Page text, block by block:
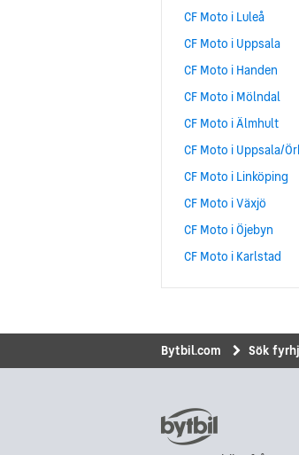
CF Moto i Luleå
CF Moto i Uppsala
CF Moto i Handen
CF Moto i Mölndal
CF Moto i Älmhult
CF Moto i Uppsala/
CF Moto i Linköping
CF Moto i Växjö
CF Moto i Öjebyn
CF Moto i Karlstad
Bytbil.com Sök